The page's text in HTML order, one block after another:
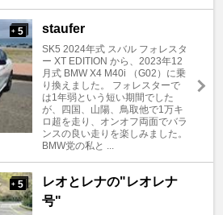
+ 5 staufer
SK5 2024年式 スバル フォレスタ
ー XT EDITION から、2023年12
月式 BMW X4 M40i （G02）に乗
り換えました。 フォレスターで
は1年弱という短い期間でした
が、四国、山陽、鳥取他で1万キ
ロ超を走り、オンオフ両面でバラ
ンスの良い走りを楽しみました。
BMW党の私と ...
+ 5
レオとレナの"レオレナ
号"